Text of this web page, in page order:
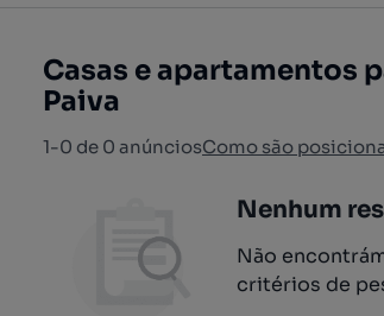
Casas e apartamentos
Paiva
1-0 de 0 anúnciosComo são
Nenhum
Não
critérios de